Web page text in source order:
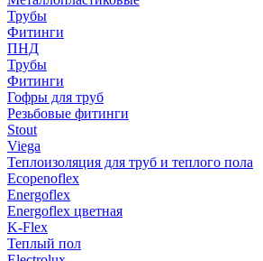
Трубы
Фитинги
ПНД
Трубы
Фитинги
Гофры для труб
Резьбовые фитинги
Stout
Viega
Теплоизоляция для труб и теплого пола
Ecopenoflex
Energoflex
Energoflex цветная
K-Flex
Теплый пол